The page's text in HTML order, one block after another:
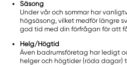
Säsong
Under vår och sommar har
högsäsong, vilket medför längre
god tid med din förfrågan för att
Helg/Högtid
Även badrumsföretag har ledigt
helger och högtider (röda dagar)